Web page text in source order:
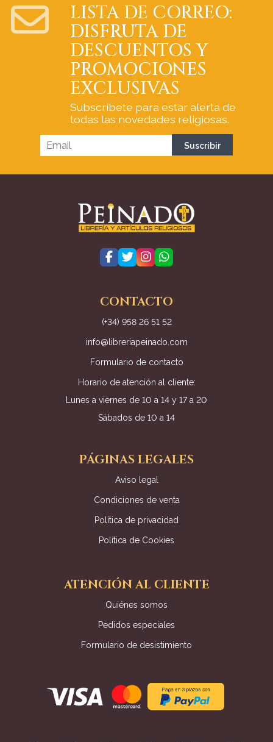
LISTA DE CORREO:
DISFRUTA DE
DESCUENTOS Y
PROMOCIONES
EXCLUSIVAS
Subscríbete para estar alerta de
todas las novedades religiosas.
CONTACTO
(+34) 958 26 51 52
info@libreriapeinado.com
Formulario de contacto
Horario de atención al cliente:
Lunes a viernes de 10 a 14 y 17 a 20
Sábados de 10 a 14
PÁGINAS LEGALES
Aviso legal
Condiciones de venta
Política de privacidad
Política de Cookies
ATENCIÓN AL CLIENTE
Quiénes somos
Pedidos especiales
Formulario de desistimiento